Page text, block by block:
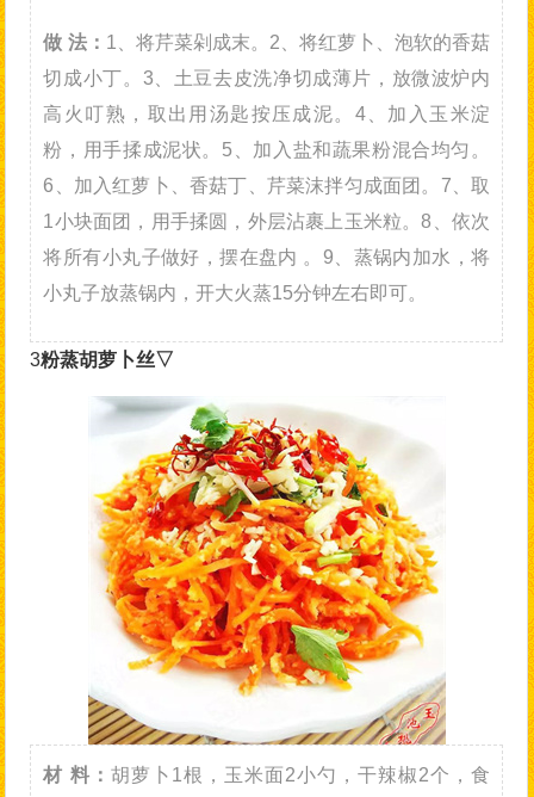
做 法： 1、将芹菜剁成末。2、将红萝卜、泡软的香菇
切成小丁。3、土豆去皮洗净切成薄片，放微波炉内
高火叮熟，取出用汤匙按压成泥。4、加入玉米淀
粉，用手揉成泥状。5、加入盐和蔬果粉混合均匀。
6、加入红萝卜、香菇丁、芹菜沫拌匀成面团。7、取
1小块面团，用手揉圆，外层沾裹上玉米粒。8、依次
将所有小丸子做好，摆在盘内 。9、蒸锅内加水，将
小丸子放蒸锅内，开大火蒸15分钟左右即可。
3粉蒸胡萝卜丝▽
材 料： 胡萝卜1根，玉米面2小勺，干辣椒2个，食